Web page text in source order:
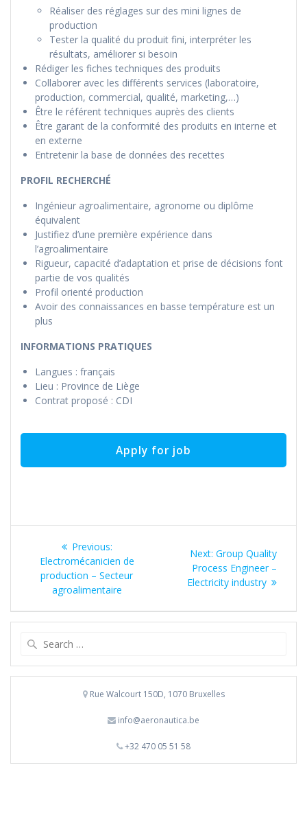
Réaliser des réglages sur des mini lignes de
production
Tester la qualité du produit fini, interpréter les
résultats, améliorer si besoin
Rédiger les fiches techniques des produits
Collaborer avec les différents services (laboratoire,
production, commercial, qualité, marketing,…)
Être le référent techniques auprès des clients
Être garant de la conformité des produits en interne et
en externe
Entretenir la base de données des recettes
PROFIL RECHERCHÉ
Ingénieur agroalimentaire, agronome ou diplôme
équivalent
Justifiez d’une première expérience dans
l’agroalimentaire
Rigueur, capacité d’adaptation et prise de décisions font
partie de vos qualités
Profil orienté production
Avoir des connaissances en basse température est un
plus
INFORMATIONS PRATIQUES
Langues : français
Lieu : Province de Liège
Contrat proposé : CDI
navigation
Previous:Previous
post:
Electromécanicien de
production – Secteur
agroalimentaire
Next: Next
post:
Group Quality
Process Engineer –
Electricity industry
Rue Walcourt 150D, 1070 Bruxelles
info@aeronautica.be
+32 470 05 51 58